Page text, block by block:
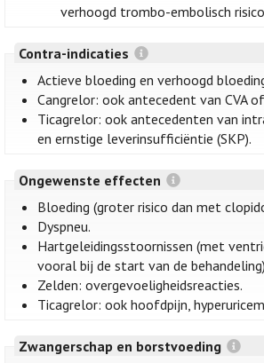
verhoogd trombo-embolisch
Contra-indicaties
Actieve bloeding en verhoogd
Cangrelor: ook antecedent van CVA
Ticagrelor: ook antecedenten van
en ernstige leverinsufficiëntie (SKP).
Ongewenste effecten
Bloeding (groter risico dan met
Dyspneu.
Hartgeleidingsstoornissen (met
vooral bij de start van de
Zelden: overgevoeligheidsreacties.
Ticagrelor: ook hoofdpijn,
Zwangerschap en borstvoeding